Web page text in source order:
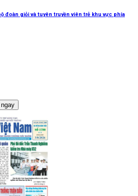
đoàn giỏi và tuyên truyền viên trẻ khu vực phía